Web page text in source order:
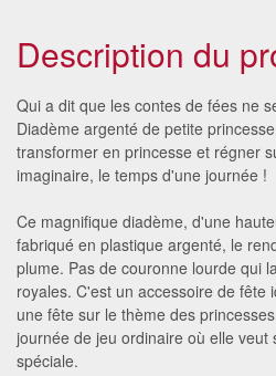
Description du
Qui a dit que les contes de fées ne
Diadème argenté de petite
transformer en princesse et régner
imaginaire, le temps d'une journée !
Ce magnifique diadème, d'une
fabriqué en plastique argenté, le
plume. Pas de couronne lourde qui
royales. C'est un accessoire de fête
une fête sur le thème des
journée de jeu ordinaire où elle veut
spéciale.